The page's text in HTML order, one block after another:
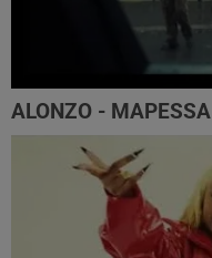
ALONZO - MAPESSA